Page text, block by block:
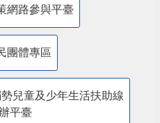
網路參與平臺
團體專區
兒童及少年生活扶助線
平臺